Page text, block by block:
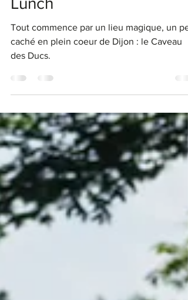
Lunch
Tout commence par un lieu magique, un
caché en plein coeur de Dijon : le Caveau
des Ducs.